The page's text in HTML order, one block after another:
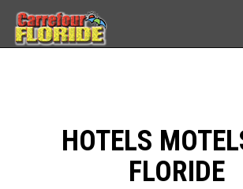
HOTELS
FLORIDE